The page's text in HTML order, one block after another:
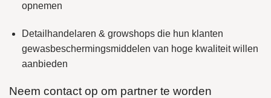
opnemen
Detailhandelaren & growshopsdie hun klanten
gewasbeschermingsmiddelen van hoge kwaliteit willen
aanbieden
Neem contact op om partner te worden